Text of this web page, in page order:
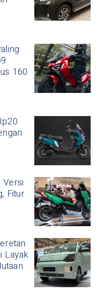
160
Fitur
Layak